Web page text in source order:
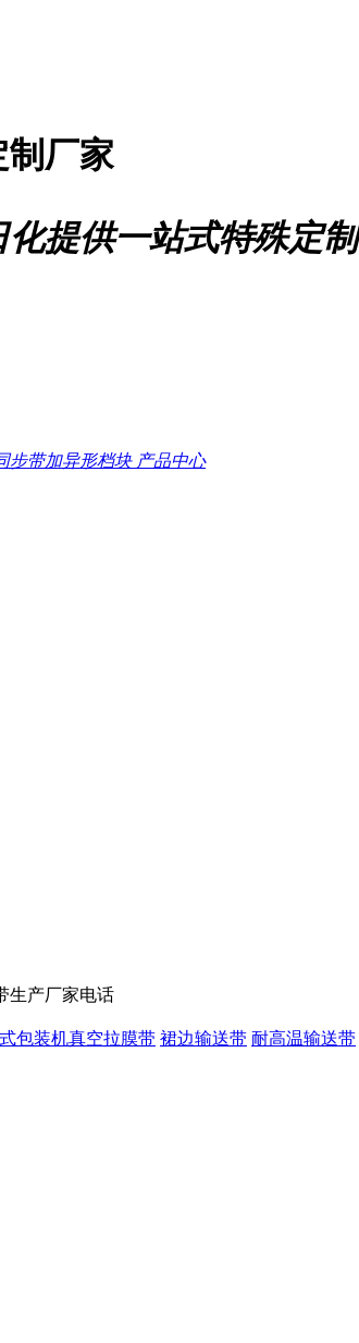
制厂家
提供一站式特殊定制
步带加异形档块 产品中心
包装机真空拉膜带 裙边输送带 耐高温输送带